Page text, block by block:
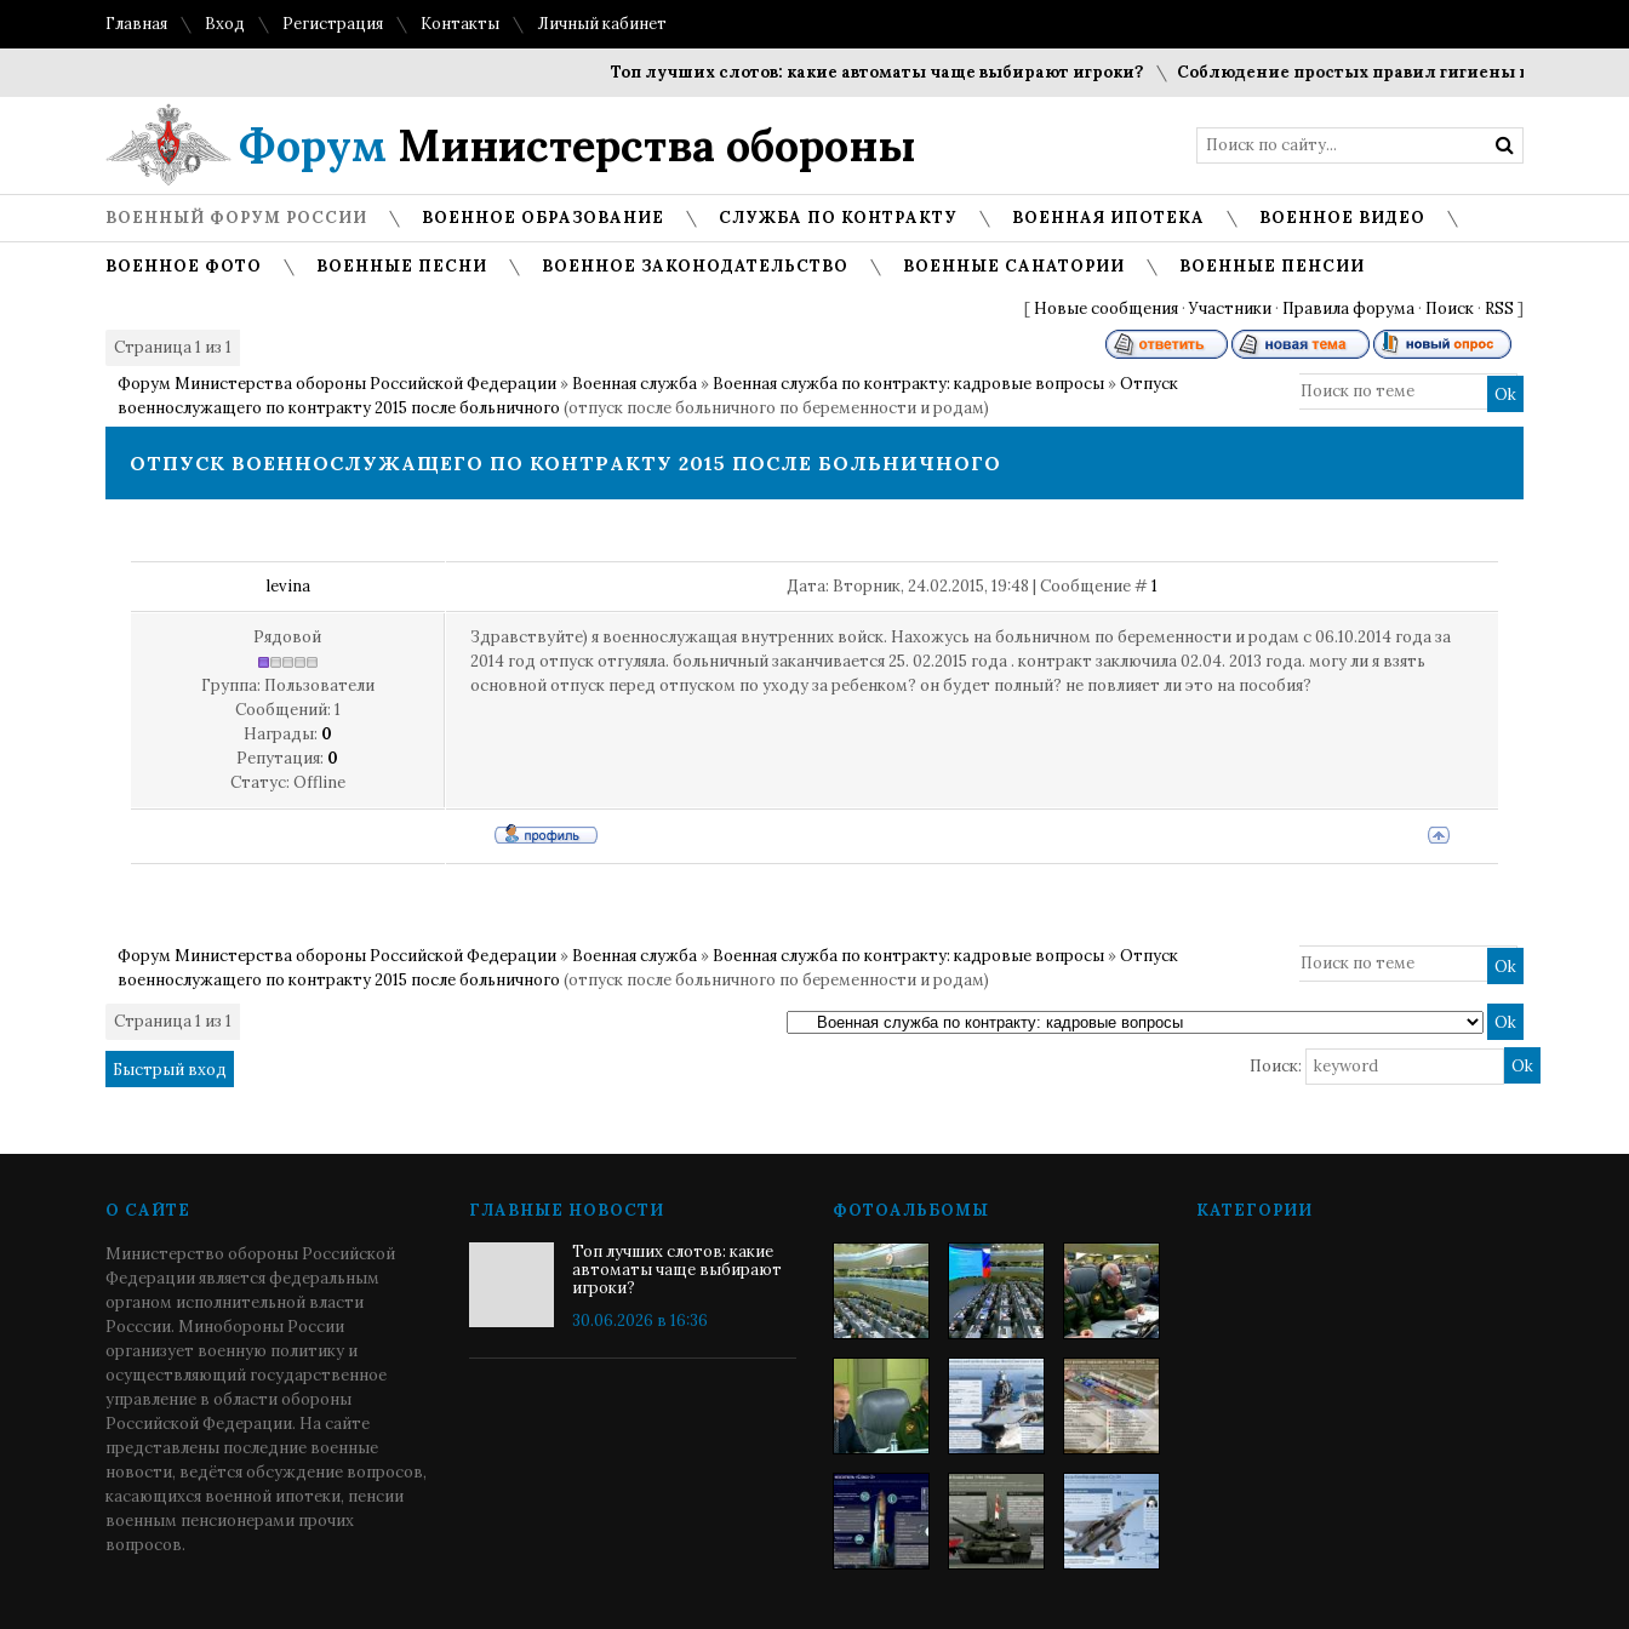
Главная Вход Регистрация Контакты Личный кабинет
Топ лучших слотов: какие автоматы чаще выбирают игроки? Соблюдение простых правил гигиены помогает
Форум Министерства обороны
ВОЕННЫЙ ФОРУМ РОССИИ ВОЕННОЕ ОБРАЗОВАНИЕ СЛУЖБА ПО КОНТРАКТУ ВОЕННАЯ ИПОТЕКА ВОЕННОЕ ВИДЕО
ВОЕННОЕ ФОТО ВОЕННЫЕ ПЕСНИ ВОЕННОЕ ЗАКОНОДАТЕЛЬСТВО ВОЕННЫЕ САНАТОРИИ ВОЕННЫЕ ПЕНСИИ
[ Новые сообщения ·Участники · Правила форума · Поиск · RSS ]
Страница1 из 1
Форум Министерства обороны Российской Федерации » Военная служба » Военная служба по контракту: кадровые вопросы »Отпуск
военнослужащего по контракту 2015 после больничного (отпуск после больничного по беременности и родам)
ОТПУСК ВОЕННОСЛУЖАЩЕГО ПО КОНТРАКТУ 2015 ПОСЛЕ БОЛЬНИЧНОГО
levina Дата: Вторник, 24.02.2015, 19:48 | Сообщение #1
Рядовой
Группа: Пользователи
Сообщений: 1
Награды: 0
Репутация: 0
Статус: Offline
Здравствуйте) я военнослужащая внутренних войск. Нахожусь на больничном по беременности и родам с 06.10.2014 года за
2014 год отпуск отгуляла. больничный заканчивается 25. 02.2015 года . контракт заключила 02.04. 2013 года. могу ли я взять
основной отпуск перед отпуском по уходу за ребенком? он будет полный? не повлияет ли это на пособия?
Форум Министерства обороны Российской Федерации » Военная служба » Военная служба по контракту: кадровые вопросы »Отпуск
военнослужащего по контракту 2015 после больничного (отпуск после больничного по беременности и родам)
Страница1 из 1
Поиск:
О САЙТЕ
Министерство обороны Российской
Федерации является федеральным
органом исполнительной власти
Росссии. Минобороны России
организует военную политику и
осуществляющий государственное
управление в области обороны
Российской Федерации. На сайте
представлены последние военные
новости, ведётся обсуждение вопросов,
касающихся военной ипотеки, пенсии
военным пенсионерами прочих
вопросов.
ГЛАВНЫЕ НОВОСТИ
Топ лучших слотов: какие
автоматы чаще выбирают
игроки?
30.06.2026 в 16:36
ФОТОАЛЬБОМЫ КАТЕГОРИИ